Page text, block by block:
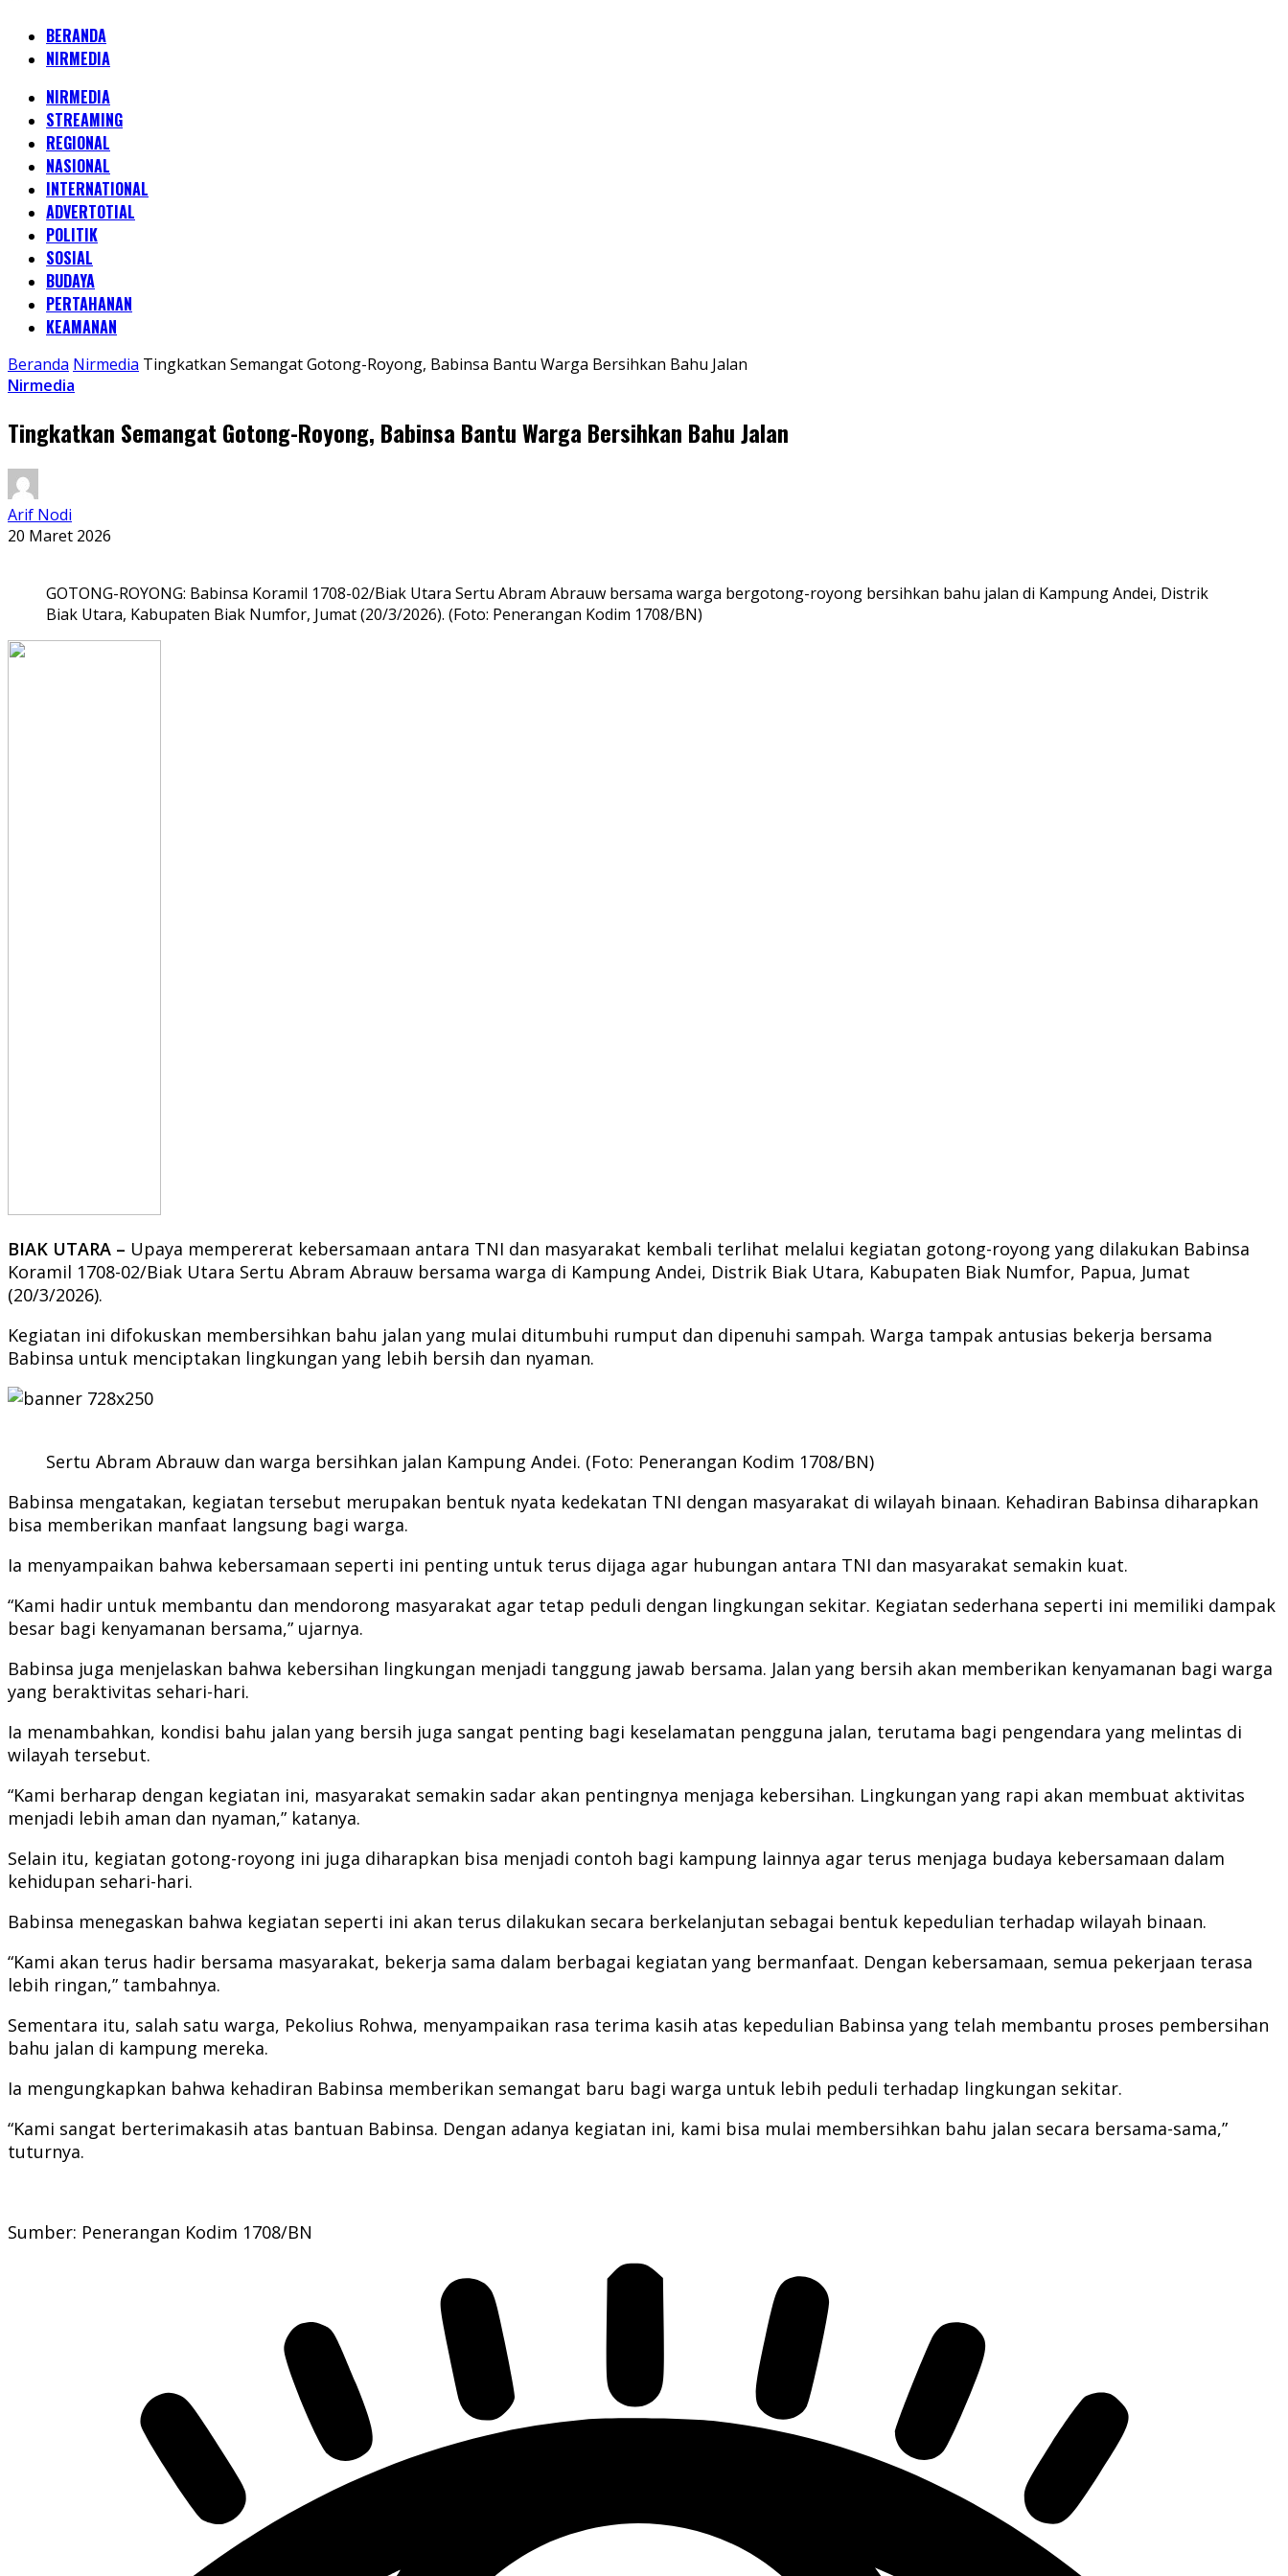
BERANDA
NIRMEDIA
NIRMEDIA
STREAMING
REGIONAL
NASIONAL
INTERNATIONAL
ADVERTOTIAL
POLITIK
SOSIAL
BUDAYA
PERTAHANAN
KEAMANAN
Beranda Nirmedia Tingkatkan Semangat Gotong-Royong, Babinsa Bantu Warga Bersihkan Bahu Jalan
Nirmedia
Tingkatkan Semangat Gotong-Royong, Babinsa Bantu Warga Bersihkan Bahu Jalan
Arif Nodi
20 Maret 2026
GOTONG-ROYONG: Babinsa Koramil 1708-02/Biak Utara Sertu Abram Abrauw bersama warga bergotong-royong bersihkan bahu jalan di Kampung Andei, Distrik
Biak Utara, Kabupaten Biak Numfor, Jumat (20/3/2026). (Foto: Penerangan Kodim 1708/BN)
BIAK UTARA – Upaya mempererat kebersamaan antara TNI dan masyarakat kembali terlihat melalui kegiatan gotong-royong yang dilakukan Babinsa
Koramil 1708-02/Biak Utara Sertu Abram Abrauw bersama warga di Kampung Andei, Distrik Biak Utara, Kabupaten Biak Numfor, Papua, Jumat
(20/3/2026).
Kegiatan ini difokuskan membersihkan bahu jalan yang mulai ditumbuhi rumput dan dipenuhi sampah. Warga tampak antusias bekerja bersama
Babinsa untuk menciptakan lingkungan yang lebih bersih dan nyaman.
Sertu Abram Abrauw dan warga bersihkan jalan Kampung Andei. (Foto: Penerangan Kodim 1708/BN)
Babinsa mengatakan, kegiatan tersebut merupakan bentuk nyata kedekatan TNI dengan masyarakat di wilayah binaan. Kehadiran Babinsa diharapkan
bisa memberikan manfaat langsung bagi warga.
Ia menyampaikan bahwa kebersamaan seperti ini penting untuk terus dijaga agar hubungan antara TNI dan masyarakat semakin kuat.
“Kami hadir untuk membantu dan mendorong masyarakat agar tetap peduli dengan lingkungan sekitar. Kegiatan sederhana seperti ini memiliki dampak
besar bagi kenyamanan bersama,” ujarnya.
Babinsa juga menjelaskan bahwa kebersihan lingkungan menjadi tanggung jawab bersama. Jalan yang bersih akan memberikan kenyamanan bagi warga
yang beraktivitas sehari-hari.
Ia menambahkan, kondisi bahu jalan yang bersih juga sangat penting bagi keselamatan pengguna jalan, terutama bagi pengendara yang melintas di
wilayah tersebut.
“Kami berharap dengan kegiatan ini, masyarakat semakin sadar akan pentingnya menjaga kebersihan. Lingkungan yang rapi akan membuat aktivitas
menjadi lebih aman dan nyaman,” katanya.
Selain itu, kegiatan gotong-royong ini juga diharapkan bisa menjadi contoh bagi kampung lainnya agar terus menjaga budaya kebersamaan dalam
kehidupan sehari-hari.
Babinsa menegaskan bahwa kegiatan seperti ini akan terus dilakukan secara berkelanjutan sebagai bentuk kepedulian terhadap wilayah binaan.
“Kami akan terus hadir bersama masyarakat, bekerja sama dalam berbagai kegiatan yang bermanfaat. Dengan kebersamaan, semua pekerjaan terasa
lebih ringan,” tambahnya.
Sementara itu, salah satu warga, Pekolius Rohwa, menyampaikan rasa terima kasih atas kepedulian Babinsa yang telah membantu proses pembersihan
bahu jalan di kampung mereka.
Ia mengungkapkan bahwa kehadiran Babinsa memberikan semangat baru bagi warga untuk lebih peduli terhadap lingkungan sekitar.
“Kami sangat berterimakasih atas bantuan Babinsa. Dengan adanya kegiatan ini, kami bisa mulai membersihkan bahu jalan secara bersama-sama,”
tuturnya.
Sumber: Penerangan Kodim 1708/BN